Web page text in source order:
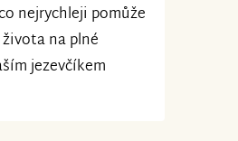
nejrychleji pomůže
na plné
jezevčíkem